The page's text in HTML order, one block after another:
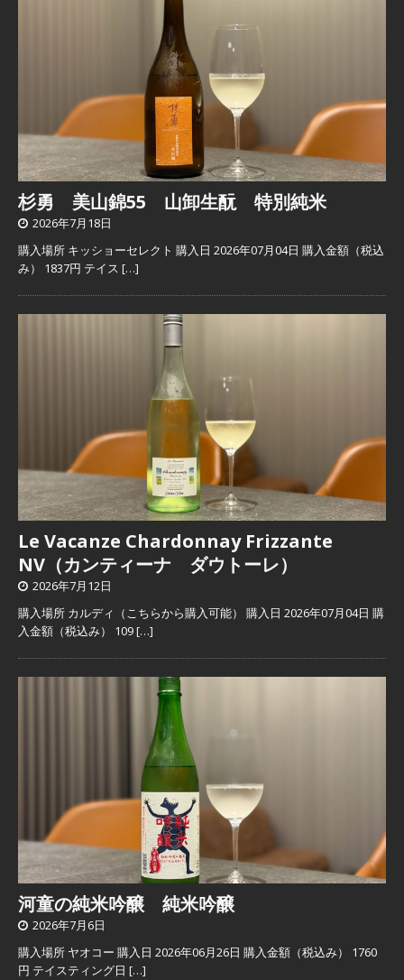
杉勇 美山錦55 山卸生酛 特別純米
2026年7月18日
購入場所 キッショーセレクト 購入日 2026年07月04日 購入金額（税込
み） 1837円 テイス […]
Le Vacanze Chardonnay Frizzante
NV（カンティーナ ダウトーレ）
2026年7月12日
購入場所 カルディ（こちらから購入可能） 購入日 2026年07月04日 購
入金額（税込み） 109[…]
河童の純米吟醸 純米吟醸
2026年7月6日
購入場所 ヤオコー 購入日 2026年06月26日 購入金額（税込み） 1760
円 テイスティング日 […]